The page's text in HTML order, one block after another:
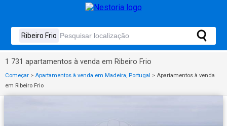
1 731 apartamentos à venda em Ribeiro Frio
Começar > Apartamentos à venda em Madeira, Portugal > Apartamentos à venda
em Ribeiro Frio